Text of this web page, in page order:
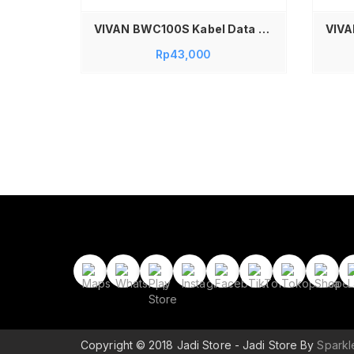
VIVAN BWC100S Kabel Data USB Type C Fast Charging 3A 1 Meter – Kabel Charger Gaming Desain Siku 90 Derajat Material Braided Nylon Kuat Dan Awet Solusi Cas Cepat Sambil Main Game Tanpa Terganggu Jadi Store
Rp43,000
Copyright © 2018 Jadi Store - Jadi Store By